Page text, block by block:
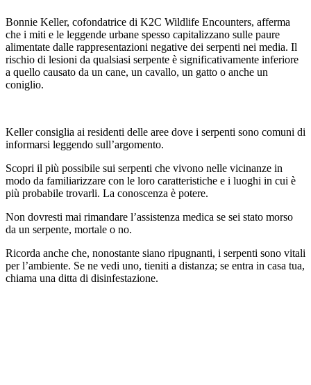
Bonnie Keller, cofondatrice di K2C Wildlife Encounters, afferma
che i miti e le leggende urbane spesso capitalizzano sulle paure
alimentate dalle rappresentazioni negative dei serpenti nei media. Il
rischio di lesioni da qualsiasi serpente è significativamente inferiore
a quello causato da un cane, un cavallo, un gatto o anche un
coniglio.
Keller consiglia ai residenti delle aree dove i serpenti sono comuni di
informarsi leggendo sull’argomento.
Scopri il più possibile sui serpenti che vivono nelle vicinanze in
modo da familiarizzare con le loro caratteristiche e i luoghi in cui è
più probabile trovarli. La conoscenza è potere.
Non dovresti mai rimandare l’assistenza medica se sei stato morso
da un serpente, mortale o no.
Ricorda anche che, nonostante siano ripugnanti, i serpenti sono vitali
per l’ambiente. Se ne vedi uno, tieniti a distanza; se entra in casa tua,
chiama una ditta di disinfestazione.